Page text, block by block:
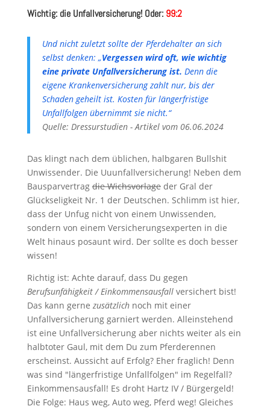
Wichtig: die Unfallversicherung! Oder: 99:2
Und nicht zuletzt sollte der Pferdehalter an sich
selbst denken: „Vergessen wird oft, wie wichtig
eine private Unfallversicherung ist. Denn die
eigene Krankenversicherung zahlt nur, bis der
Schaden geheilt ist. Kosten für längerfristige
Unfallfolgen übernimmt sie nicht.“
Quelle: Dressurstudien - Artikel vom 06.06.2024
Das klingt nach dem üblichen, halbgaren Bullshit
Unwissender. Die Uuunfallversicherung! Neben dem
Bausparvertragdie Wichsvorlageder Gral der
Glückseligkeit Nr. 1 der Deutschen. Schlimm ist hier,
dass der Unfug nicht von einem Unwissenden,
sondern von einem Versicherungsexperten in die
Welt hinaus posaunt wird. Der sollte es doch besser
wissen!
Richtig ist: Achte darauf, dass Du gegen
Berufsunfähigkeit / Einkommensausfallversichert bist!
Das kann gerne zusätzlichnoch mit einer
Unfallversicherung garniert werden. Alleinstehend
ist eine Unfallversicherung aber nichts weiter als ein
halbtoter Gaul, mit dem Du zum Pferderennen
erscheinst. Aussicht auf Erfolg? Eher fraglich! Denn
was sind "längerfristige Unfallfolgen" im Regelfall?
Einkommensausfall! Es droht Hartz IV / Bürgergeld!
Die Folge: Haus weg, Auto weg, Pferd weg! Gleiches